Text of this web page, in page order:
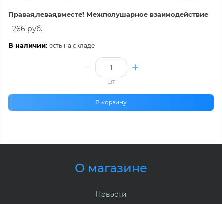
Правая,левая,вместе! Межполушарное взаимодействие
266 руб.
В наличии: есть на складе
шт
В корзину
О магазине
Новости